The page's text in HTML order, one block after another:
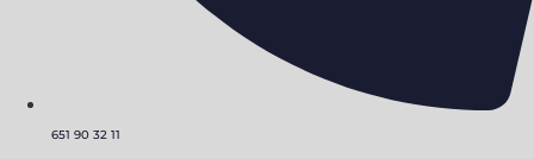
651 90 32 11